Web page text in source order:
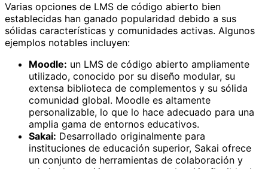
Varias opciones de LMS de código abierto bien
establecidas han ganado popularidad debido a sus
sólidas características y comunidades activas. Algunos
ejemplos notables incluyen:
Moodle: un LMS de código abierto ampliamente
utilizado, conocido por su diseño modular, su
extensa biblioteca de complementos y su sólida
comunidad global. Moodle es altamente
personalizable, lo que lo hace adecuado para una
amplia gama de entornos educativos.
Sakai: Desarrollado originalmente para
instituciones de educación superior, Sakai ofrece
un conjunto de herramientas de colaboración y